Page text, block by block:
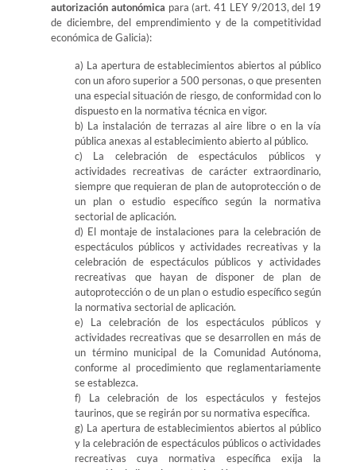
autorización autonómica para (art. 41 LEY 9/2013, del 19
de diciembre, del emprendimiento y de la competitividad
económica de Galicia):
a) La apertura de establecimientos abiertos al público
con un aforo superior a 500 personas, o que presenten
una especial situación de riesgo, de conformidad con lo
dispuesto en la normativa técnica en vigor.
b) La instalación de terrazas al aire libre o en la vía
pública anexas al establecimiento abierto al público.
c) La celebración de espectáculos públicos y
actividades recreativas de carácter extraordinario,
siempre que requieran de plan de autoprotección o de
un plan o estudio específico según la normativa
sectorial de aplicación.
d) El montaje de instalaciones para la celebración de
espectáculos públicos y actividades recreativas y la
celebración de espectáculos públicos y actividades
recreativas que hayan de disponer de plan de
autoprotección o de un plan o estudio específico según
la normativa sectorial de aplicación.
e) La celebración de los espectáculos públicos y
actividades recreativas que se desarrollen en más de
un término municipal de la Comunidad Autónoma,
conforme al procedimiento que reglamentariamente
se establezca.
f) La celebración de los espectáculos y festejos
taurinos, que se regirán por su normativa específica.
g) La apertura de establecimientos abiertos al público
y la celebración de espectáculos públicos o actividades
recreativas cuya normativa específica exija la